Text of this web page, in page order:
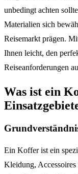
unbedingt achten
Materialien sich
Reisemarkt prägen.
Ihnen leicht, den
Reiseanforderungen
Was ist ein
Ein Koffer ist ein
Kleidung,